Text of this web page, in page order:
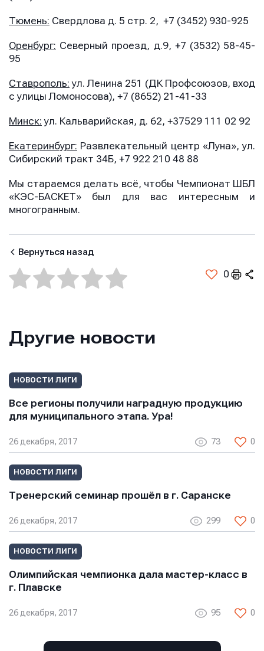
Тюмень: Свердлова д. 5 стр. 2, +7 (3452) 930-925
Оренбург: Северный проезд, д.9, +7 (3532) 58-45-
95
Ставрополь: ул. Ленина 251 (ДК Профсоюзов, вход
с улицы Ломоносова), +7 (8652) 21-41-33
Минск: ул. Кальварийская, д. 62, +37529 111 02 92
Екатеринбург: Развлекательный центр «Луна», ул.
Сибирский тракт 34Б, +7 922 210 48 88
Мы стараемся делать всё, чтобы Чемпионат ШБЛ
«КЭС-БАСКЕТ» был для вас интересным и
многогранным.
Вернуться назад
0
Другие новости
НОВОСТИ ЛИГИ
Все регионы получили наградную продукцию
для муниципального этапа. Ура!
26 декабря, 2017 73 0
НОВОСТИ ЛИГИ
Тренерский семинар прошёл в г. Саранске
26 декабря, 2017 299 0
НОВОСТИ ЛИГИ
Олимпийская чемпионка дала мастер-класс в
г. Плавске
26 декабря, 2017 95 0
Телефон
Сообщение
Отправить
условиями обработки персональных данных
Телефон
Сообщение
Отправить
условиями обработки персональных данных
Телефон
Отправить
Нажимая кнопку “Отправить”, вы соглашаетесь с